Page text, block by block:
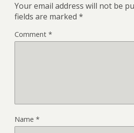
Your email address will not be
fields are marked *
Comment *
Name *